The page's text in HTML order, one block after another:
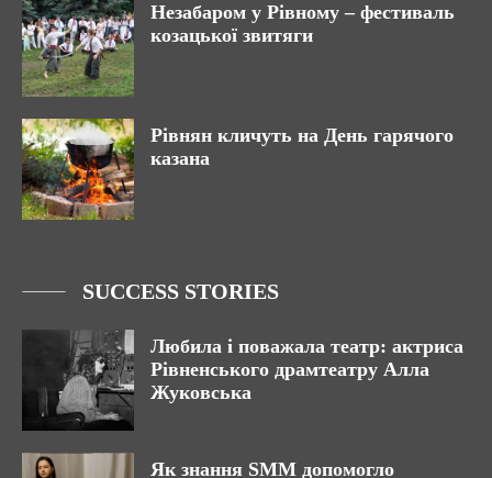
Незабаром у Рівному – фестиваль
козацької звитяги
Рівнян кличуть на День гарячого
казана
SUCCESS STORIES
Любила і поважала театр: актриса
Рівненського драмтеатру Алла
Жуковська
Як знання SMM допомогло